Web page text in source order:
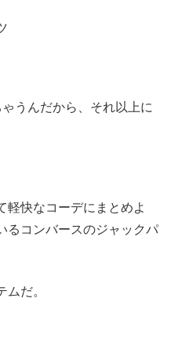
うんだから、 それ以上に
軽快なコーデにまとめよ
るコンバースのジャックパ
だ。